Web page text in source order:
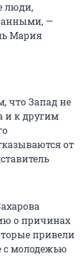
люди,
—
Мария
что Запад не
и к другим
от
о причинах
привели
с молодежью